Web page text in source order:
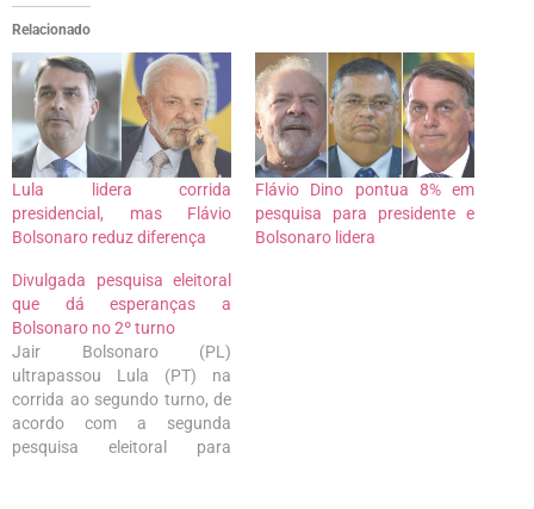
Relacionado
Lula lidera corrida
presidencial, mas Flávio
Bolsonaro reduz diferença
Flávio Dino pontua 8% em
pesquisa para presidente e
Bolsonaro lidera
Divulgada pesquisa eleitoral
que dá esperanças a
Bolsonaro no 2º turno
Jair Bolsonaro (PL)
ultrapassou Lula (PT) na
corrida ao segundo turno, de
acordo com a segunda
pesquisa eleitoral para